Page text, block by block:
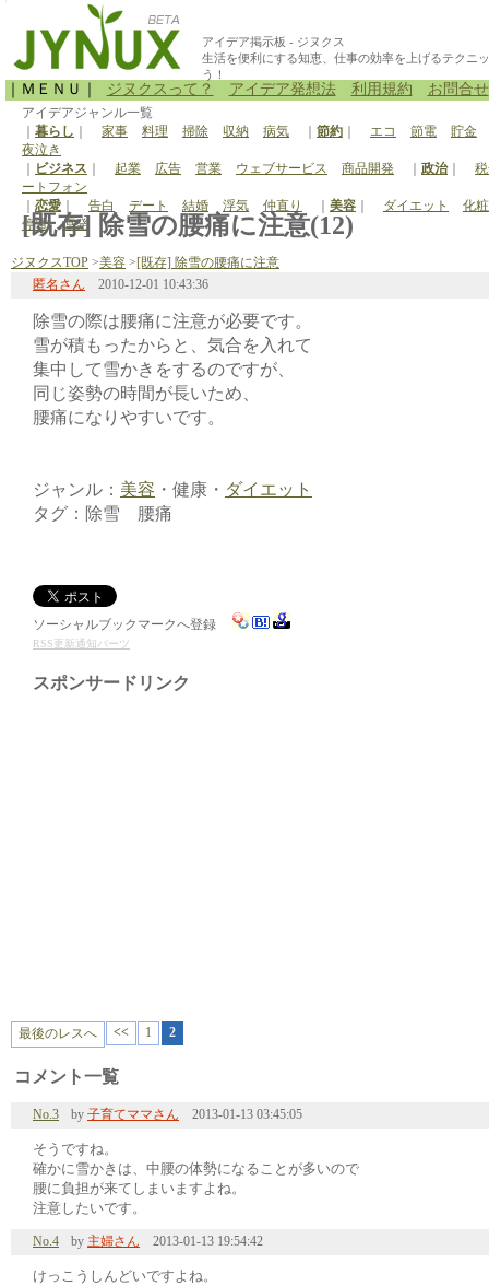
アイデア掲示板 - ジヌクス
生活を便利にする知恵、仕事の効率を上げるテクニ
う！
｜ＭＥＮＵ｜ ジヌクスって？ アイデア発想法 利用規約 お問合せ
アイデアジャンル一覧
暮らし 家事 料理 掃除 収納 病気 節約 エコ 節電
貯金
夜泣き
ビジネス 起業 広告 営業 ウェブサービス 商品開発 政治｜
ートフォン
恋愛 告白 デート 結婚 浮気 仲直り 美容 ダイエット
化
停電
原発
[既存] 除雪の腰痛に注意(12)
ジヌクスTOP >美容 >[既存] 除雪の腰痛に注意
匿名さん 2010-12-01 10:43:36
除雪の際は腰痛に注意が必要です。
雪が積もったからと、気合を入れて
集中して雪かきをするのですが、
同じ姿勢の時間が長いため、
腰痛になりやすいです。
ジャンル： 美容 ・健康・ ダイエット
タグ：除雪 腰痛
ソーシャルブックマークへ登録
RSS更新通知パーツ
スポンサードリンク
最後のレスへ << 1 2
コメント一覧
No.3 by 子育てママさん 2013-01-13 03:45:05
そうですね。
確かに雪かきは、中腰の体勢になることが多いので
腰に負担が来てしまいますよね。
注意したいです。
No.4 by 主婦さん 2013-01-13 19:54:42
けっこうしんどいですよね。